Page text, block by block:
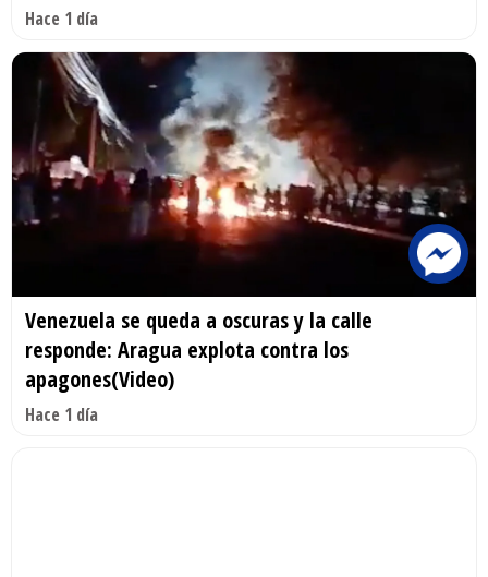
Hace 1 día
Venezuela se queda a oscuras y la calle
responde: Aragua explota contra los
apagones(Video)
Hace 1 día